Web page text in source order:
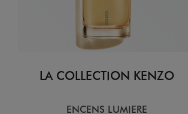
LA COLLECTION KENZO
ENCENS LUMIERE